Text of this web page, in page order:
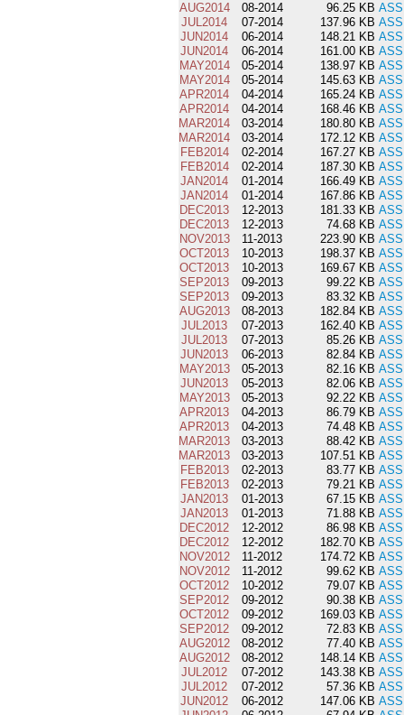
AUG2014
08-2014 96.25 KB
JUL2014
07-2014 137.96 KB
JUN2014
06-2014 148.21 KB
JUN2014
06-2014 161.00 KB
MAY2014
05-2014 138.97 KB
MAY2014
05-2014 145.63 KB
APR2014
04-2014 165.24 KB
APR2014
04-2014 168.46 KB
MAR2014
03-2014 180.80 KB
MAR2014
03-2014 172.12 KB
FEB2014
02-2014 167.27 KB
FEB2014
02-2014 187.30 KB
JAN2014
01-2014 166.49 KB
JAN2014
01-2014 167.86 KB
DEC2013
12-2013 181.33 KB
DEC2013
12-2013 74.68 KB
NOV2013
11-2013 223.90 KB
OCT2013
10-2013 198.37 KB
OCT2013
10-2013 169.67 KB
SEP2013
09-2013 99.22 KB
SEP2013
09-2013 83.32 KB
AUG2013
08-2013 182.84 KB
JUL2013
07-2013 162.40 KB
JUL2013
07-2013 85.26 KB
JUN2013
06-2013 82.84 KB
MAY2013
05-2013 82.16 KB
JUN2013
05-2013 82.06 KB
MAY2013
05-2013 92.22 KB
APR2013
04-2013 86.79 KB
APR2013
04-2013 74.48 KB
MAR2013
03-2013 88.42 KB
MAR2013
03-2013 107.51 KB
FEB2013
02-2013 83.77 KB
FEB2013
02-2013 79.21 KB
JAN2013
01-2013 67.15 KB
JAN2013
01-2013 71.88 KB
DEC2012
12-2012 86.98 KB
DEC2012
12-2012 182.70 KB
NOV2012
11-2012 174.72 KB
NOV2012
11-2012 99.62 KB
OCT2012
10-2012 79.07 KB
SEP2012
09-2012 90.38 KB
OCT2012
09-2012 169.03 KB
SEP2012
09-2012 72.83 KB
AUG2012
08-2012 77.40 KB
AUG2012
08-2012 148.14 KB
JUL2012
07-2012 143.38 KB
JUL2012
07-2012 57.36 KB
JUN2012
06-2012 147.06 KB